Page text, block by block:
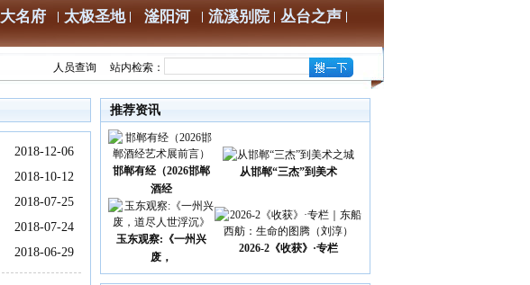
大名府 太极圣地 滏阳河 流溪别院 丛台之声
人员查询 站内检索：
2018-12-06
2018-10-12
2018-07-25
2018-07-24
2018-06-29
推荐资讯
邯郸有经（2026邯郸
酒经
从邯郸“三杰”到美术
玉东观察:《一州兴
废，
2026-2《收获》·专栏